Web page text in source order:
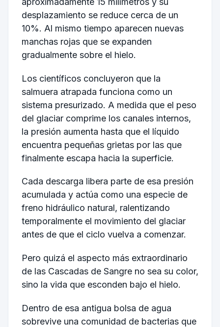
desplazamiento se reduce cerca de un
10%. Al mismo tiempo aparecen nuevas
manchas rojas que se expanden
gradualmente sobre el hielo.
Los científicos concluyeron que la
salmuera atrapada funciona como un
sistema presurizado. A medida que el peso
del glaciar comprime los canales internos,
la presión aumenta hasta que el líquido
encuentra pequeñas grietas por las que
finalmente escapa hacia la superficie.
Cada descarga libera parte de esa presión
acumulada y actúa como una especie de
freno hidráulico natural, ralentizando
temporalmente el movimiento del glaciar
antes de que el ciclo vuelva a comenzar.
Pero quizá el aspecto más extraordinario
de las Cascadas de Sangre no sea su color,
sino la vida que esconden bajo el hielo.
Dentro de esa antigua bolsa de agua
sobrevive una comunidad de bacterias que